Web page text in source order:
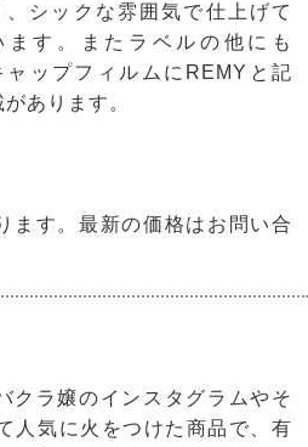
、シックな雰囲気で仕上げて
ます。またラベルの他にも
ャップフィルムにREMYと記
があります。
ます。最新の価格はお問い合
クラ嬢のインスタグラムやそ
人気に火をつけた商品で、有